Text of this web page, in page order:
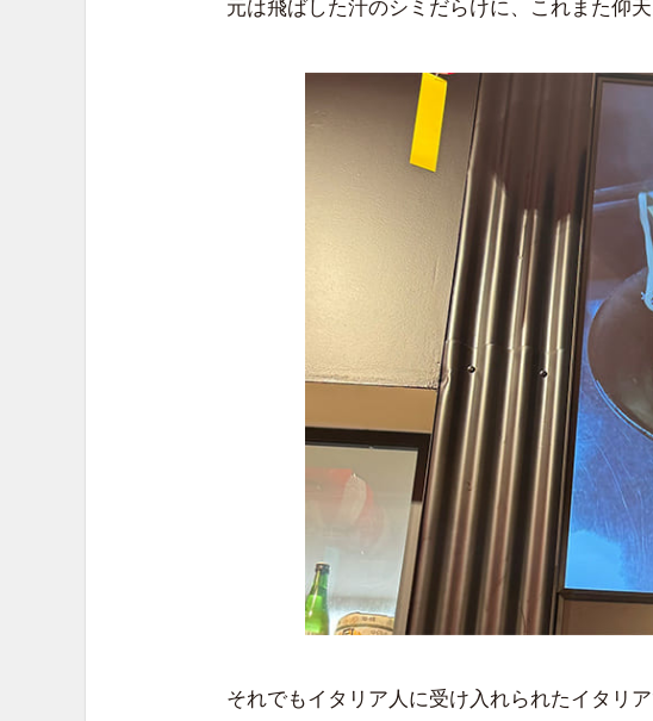
元は飛ばした汁のシミだらけに、これまた仰天
それでもイタリア人に受け入れられたイタリ